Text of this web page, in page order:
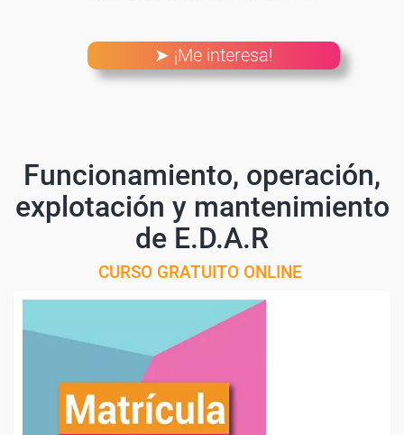
➤ ¡Me interesa!
Funcionamiento, operación,
explotación y mantenimiento
de E.D.A.R
CURSO GRATUITO ONLINE